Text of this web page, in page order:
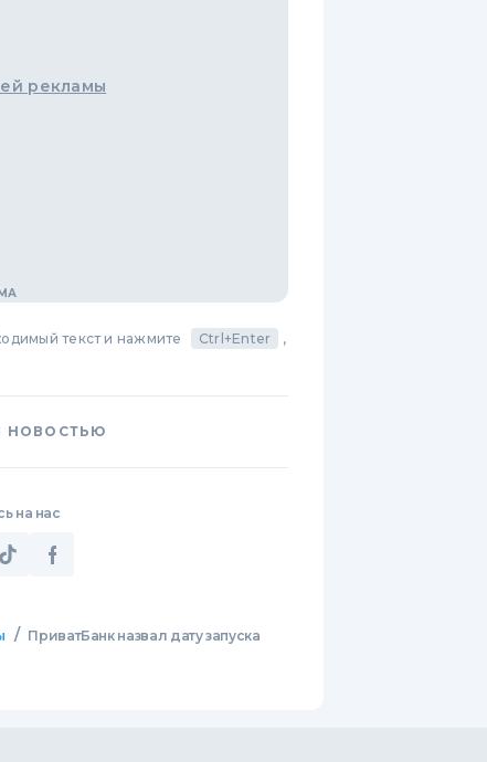
рекламы
текст и нажмите Ctrl+Enter
,
НОВОСТЬЮ
на нас
/ ПриватБанк назвал дату запуска